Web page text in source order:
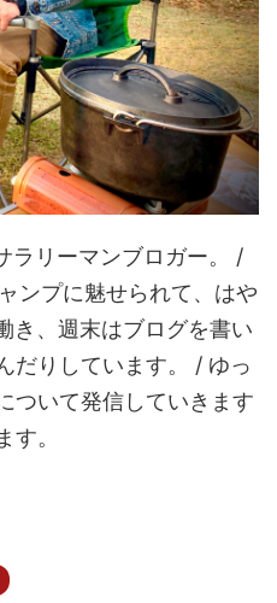
ラリーマンブロガー。 /
ンプに魅せられて、はや
き、週末はブログを書い
だりしています。 / ゆっ
ついて発信していきます
。